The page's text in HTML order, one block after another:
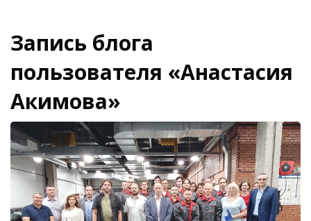
Блоки
Запись блога
пользователя «Анастасия
Акимова»